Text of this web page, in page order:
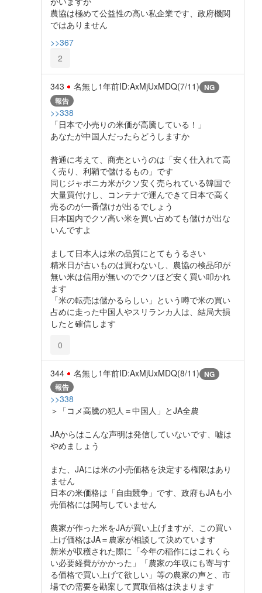
農協は極めて公益性の高い私企業です、政府機関
ではありません
>>367
2
343 名無し1年前ID:AxMjUxMDQ(7/11) NG
報告
>>338
「日本で小売りの米価が高騰している！」
あなたが中国人だったらどうしますか
普通に考えて、商売というのは「安く仕入れて高
く売り、利鞘で儲けるもの」です
同じジャポニカ米がクソ安く売られている韓国で
大量買付けし、コンテナで運んできて日本で高く
売るのが一番儲けが出るでしょう
日本国内でクソ高い米を買い占めても儲けが出な
いんですよ
まして日本人は米の品質にとてもうるさい
精米日が古いものは買わないし、農協の検品印が
無い米は信用が無いのでクソほど安く買い叩かれ
ます
「米の転売は儲かるらしい」という噂で米の買い
占めに走った中国人やスリランカ人は、結局大損
したと確信します
0
344 名無し1年前ID:AxMjUxMDQ(8/11) NG
報告
>>338
＞「コメ高騰の犯人＝中国人」とJA全農
JAからはこんな声明は発信していないです、嘘は
やめましょう
また、JAには米の小売価格を決定する権限はあり
ません
日本の米価格は「自由競争」です、政府もJAも小
売価格には関与していません
農家が作った米をJAが買い上げますが、この買い
上げ価格はJA＝農家が相談して決めています
新米が収穫された際に「今年の稲作にはこれくら
い必要経費がかかった」「農家の年収にも寄与す
る価格で買い上げて欲しい」等の農家の声と、市
場での需要を勘案して買取価格は決まります